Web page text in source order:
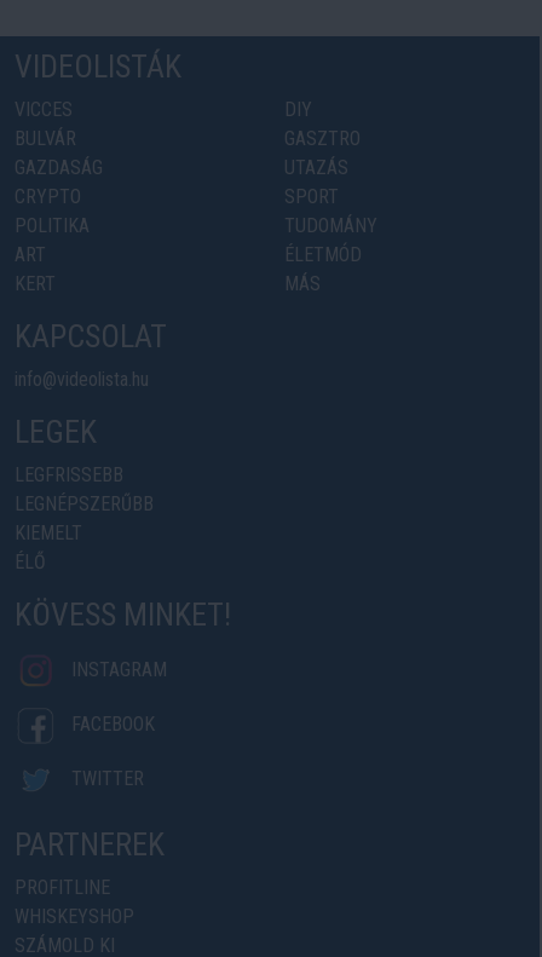
VIDEOLISTÁK
VICCES
BULVÁR
GAZDASÁG
CRYPTO
POLITIKA
ART
KERT
DIY
GASZTRO
UTAZÁS
SPORT
TUDOMÁNY
ÉLETMÓD
MÁS
KAPCSOLAT
info@videolista.hu
LEGEK
LEGFRISSEBB
LEGNÉPSZERŰBB
KIEMELT
ÉLŐ
KÖVESS MINKET!
INSTAGRAM
FACEBOOK
TWITTER
PARTNEREK
PROFITLINE
WHISKEYSHOP
SZÁMOLD KI